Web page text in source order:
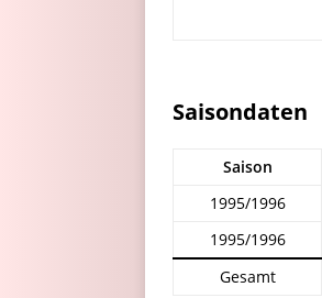
Saisondaten
Saison
1995/1996
1995/1996
Gesamt